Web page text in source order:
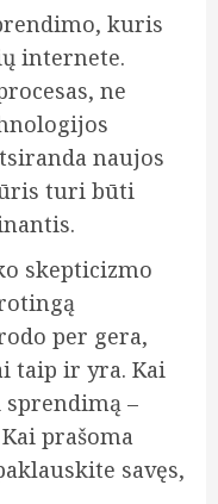
kuris
internete.
ne
naujos
turi būti
skepticizmo
per gera,
taip ir yra. Kai
–
prašoma
savęs,